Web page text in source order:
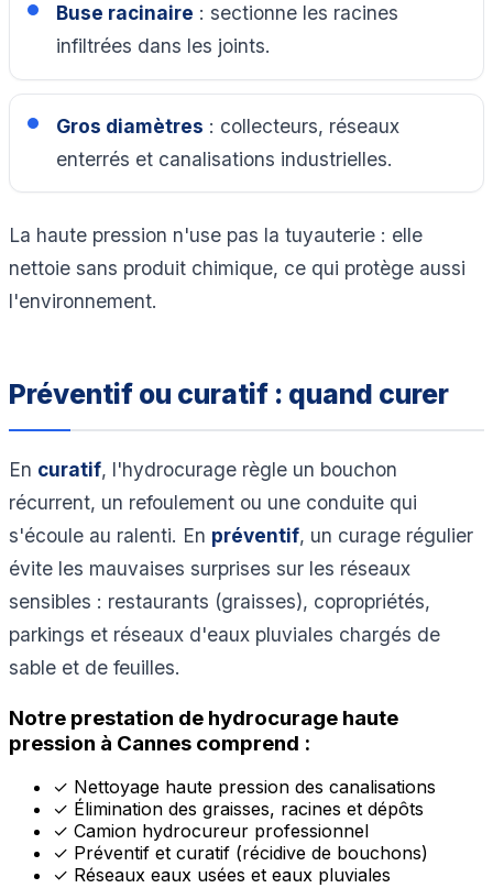
Buse racinaire : sectionne les racines
infiltrées dans les joints.
Gros diamètres : collecteurs, réseaux
enterrés et canalisations industrielles.
La haute pression n'use pas la tuyauterie : elle
nettoie sans produit chimique, ce qui protège aussi
l'environnement.
Préventif ou curatif : quand curer
En curatif, l'hydrocurage règle un bouchon
récurrent, un refoulement ou une conduite qui
s'écoule au ralenti. En préventif, un curage régulier
évite les mauvaises surprises sur les réseaux
sensibles : restaurants (graisses), copropriétés,
parkings et réseaux d'eaux pluviales chargés de
sable et de feuilles.
Notre prestation de hydrocurage haute
pression à Cannes comprend :
✓ Nettoyage haute pression des canalisations
✓ Élimination des graisses, racines et dépôts
✓ Camion hydrocureur professionnel
✓ Préventif et curatif (récidive de bouchons)
✓ Réseaux eaux usées et eaux pluviales